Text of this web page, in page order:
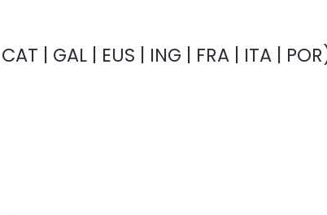
| GAL | EUS | ING | FRA | ITA |